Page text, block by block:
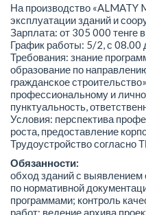
На производство «ALMATY
эксплуатации зданий и
Зарплата: от 305 000 тенге
График работы: 5/2, с 08.00
Требования: знание
образование по
гражданское
профессиональному и
пунктуальность,
Условия: перспектива
роста, предоставление
Трудоустройство согласно
Обязанности:
обход зданий с выявлением
по нормативной
программами; контроль
работ; ведение архива